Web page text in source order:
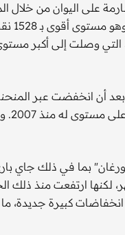
على اليوان من خلال
وصلت إلى أكبر
بعد أن انخفضت عبر
بما في ذلك جاي
كبيرة جديدة،